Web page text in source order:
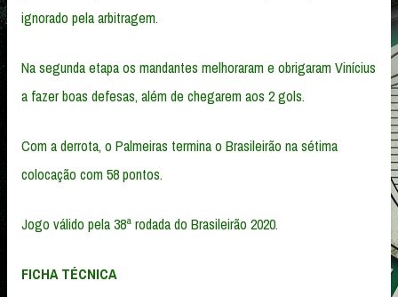
ignorado pela arbitragem.
Na segunda etapa os mandantes melhoraram e obrigaram Vinícius
a fazer boas defesas, além de chegarem aos 2 gols.
Com a derrota, o Palmeiras termina o Brasileirão na sétima
colocação com 58 pontos.
Jogo válido pela 38ª rodada do Brasileirão 2020.
FICHA TÉCNICA